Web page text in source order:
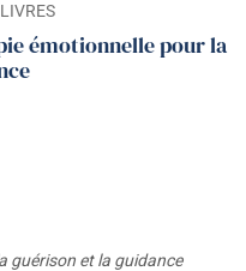
LIVRES
émotionnelle pour la
guérison et la guidance